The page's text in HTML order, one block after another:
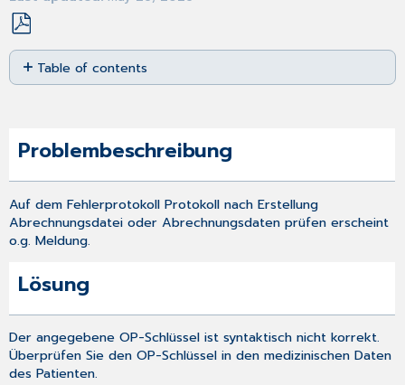
Save
as
PDF
Table of contents
Problembeschreibung
Auf dem Fehlerprotokoll Protokoll nachErstellung
Abrechnungsdatei oderAbrechnungsdaten prüfen erscheint
o.g. Meldung.
Lösung
Der angegebene OP-Schlüssel ist syntaktisch nicht korrekt.
Überprüfen Sie den OP-Schlüssel in den medizinischen Daten
des Patienten.